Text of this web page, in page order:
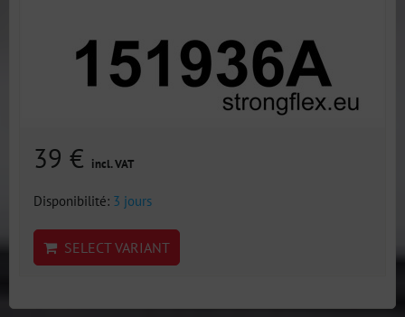
39 € incl. VAT
Disponibilité: 3 jours
SELECT VARIANT